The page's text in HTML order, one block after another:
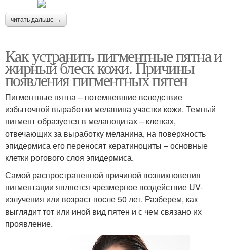
читать дальше →
Как устранить пигментные пятна и
жирный блеск кожи. Причины
появления пигментных пятен
Пигментные пятна – потемневшие вследствие
избыточной выработки меланина участки кожи. Темный
пигмент образуется в меланоцитах – клетках,
отвечающих за выработку меланина, на поверхность
эпидермиса его переносят кератиноциты – основные
клетки рогового слоя эпидермиса.
Самой распространенной причиной возникновения
пигментации является чрезмерное воздействие UV-
излучения или возраст после 50 лет. Разберем, как
выглядит тот или иной вид пятен и с чем связано их
проявление.